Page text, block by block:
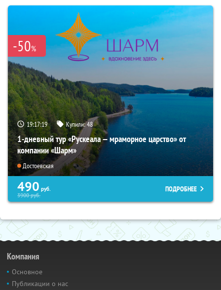
-50%
19:17:18 Купили:48
1-дневный тур «Рускеала — мраморное царство» от
компании «Шарм»
Достоевская
490 руб.
3900руб.
ПОДРОБНЕЕ
Компания
Основное
Публикации о нас